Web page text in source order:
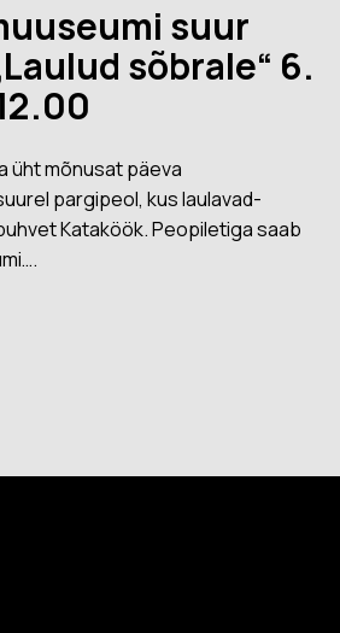
suur
sõbrale“ 6.
üht mõnusat päeva
pargipeol, kus laulavad-
Kataköök. Peopiletiga saab